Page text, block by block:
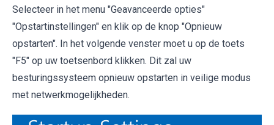
Selecteer in het menu "Geavanceerde opties"
"Opstartinstellingen" en klik op de knop "Opnieuw
opstarten". In het volgende venster moet u op de toets
"F5" op uw toetsenbord klikken. Dit zal uw
besturingssysteem opnieuw opstarten in veilige modus
met netwerkmogelijkheden.